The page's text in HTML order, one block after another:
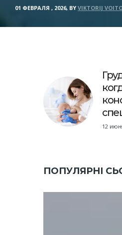
01 ФЕВРАЛЯ , 2026, BY VIKTORIJ
12
ПОПУЛЯРНІ